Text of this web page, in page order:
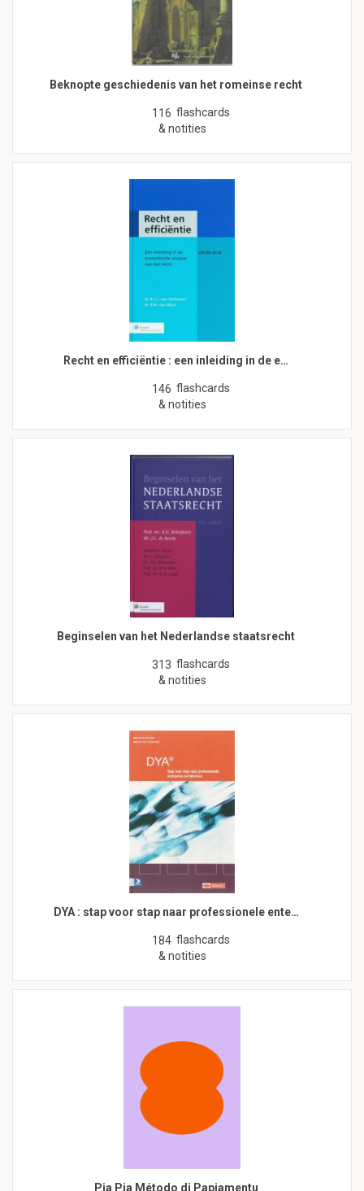
Beknopte geschiedenis van het romeinse recht
116 flashcards
& notities
Recht en efficiëntie : een inleiding in de e…
146 flashcards
& notities
Beginselen van het Nederlandse staatsrecht
313 flashcards
& notities
DYA : stap voor stap naar professionele ente…
184 flashcards
& notities
Pia Pia Método di Papiamentu